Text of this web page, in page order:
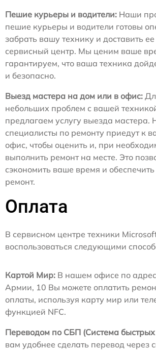
Пешие курьеры и водители: Наши
пешие курьеры и водители готовы
забрать вашу технику и доставить
сервисный центр. Мы ценим ваше
гарантируем, что ваша техника
и безопасно.
Выезд мастера на дом или в офис:
небольших проблем с вашей
предлагаем услугу выезда
специалисты по ремонту приедут к
офис, чтобы оценить и, при
выполнить ремонт на месте. Это
сэкономить ваше время и
ремонт.
Оплата
В сервисном центре техники
воспользоваться следующими
Картой Мир: В нашем офисе по
Армии, 10 Вы можете оплатить
оплаты, используя карту мир или
функцией NFC.
Переводом по СБП (Система
вам удобнее сделать перевод через